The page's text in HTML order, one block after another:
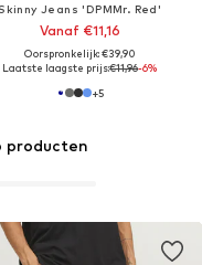
Skinny Jeans 'DPMMr. Red'
Vanaf €11,16
Oorspronkelijk: €39,90
Laatste laagste prijs:€11,96-6%
+5
producten